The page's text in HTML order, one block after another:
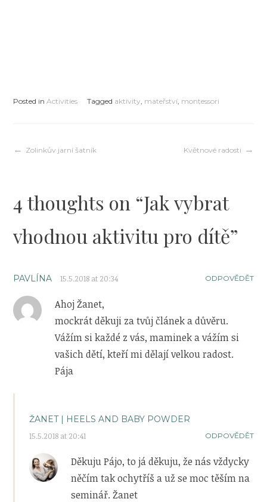
Posted in Activities Tagged aktivity mateřství montessori
Navigace
pro
příspěvek
Zolinkův jarní šatník Květnové radosti
4 thoughts on “Jak vybrat
vhodnou aktivitu pro dítě”
PAVLÍNA 15.5.2018 at 20:34 ODPOVĚDĚT
Ahoj Žanet,
mockrát děkuji za tvůj článek a důvěru.
Vážím si každé z vás, maminek a vážím si
vašich dětí, kteří mi dělají velkou radost.
Pája
ŽANET | HEELS AND BABY POWDER
15.5.2018 at 20:41
ODPOVĚDĚT
Děkuju Pájo, to já děkuju, že nás vždycky
něčím tak ochytříš a už se moc těším na
seminář. Žanet